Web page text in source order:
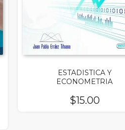
ESTADISTICA Y
ECONOMETRIA
$15.00